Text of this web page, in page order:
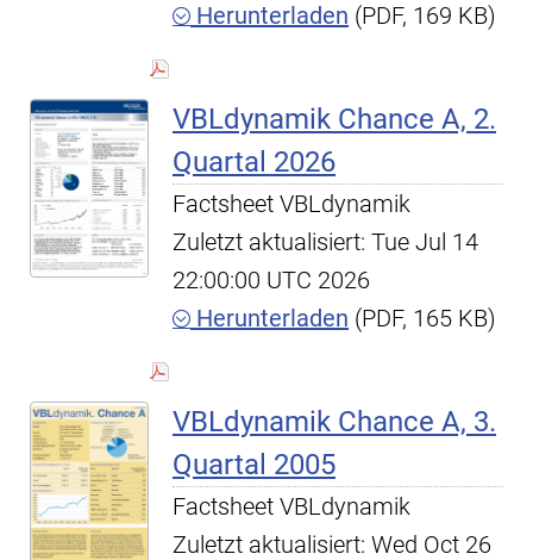
Herunterladen (PDF, 169 KB)
VBLdynamik Chance A, 2.
Quartal 2026
Factsheet VBLdynamik
Zuletzt aktualisiert: Tue Jul 14
22:00:00 UTC 2026
Herunterladen (PDF, 165 KB)
VBLdynamik Chance A, 3.
Quartal 2005
Factsheet VBLdynamik
Zuletzt aktualisiert: Wed Oct 26